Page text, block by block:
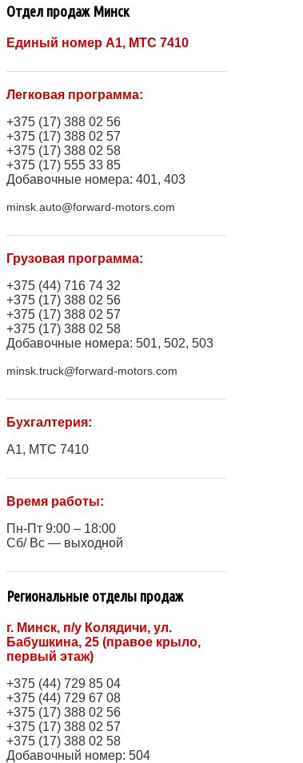
Отдел продаж Минск
Единый номер A1, МТС 7410
Легковая программа:
+375 (17) 388 02 56
+375 (17) 388 02 57
+375 (17) 388 02 58
+375 (17) 555 33 85
Добавочные номера: 401, 403
minsk.auto@forward-motors.com
Грузовая программа:
+375 (44) 716 74 32
+375 (17) 388 02 56
+375 (17) 388 02 57
+375 (17) 388 02 58
Добавочные номера: 501, 502, 503
minsk.truck@forward-motors.com
Бухгалтерия:
A1, МТС 7410
Время работы:
Пн-Пт 9:00 – 18:00
Сб/ Вс — выходной
Региональные отделы продаж
г. Минск, п/у Колядичи, ул.
Бабушкина, 25 (правое крыло,
первый этаж)
+375 (44) 729 85 04
+375 (44) 729 67 08
+375 (17) 388 02 56
+375 (17) 388 02 57
+375 (17) 388 02 58
Добавочный номер: 504